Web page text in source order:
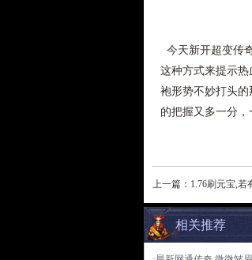
今天新开超变传
这种方式来提示
袍形势不妙打头
的把握又多一分
上一篇： 1.76刷元宝,若
相关推荐